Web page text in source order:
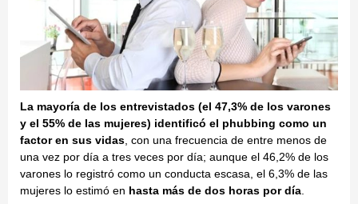
La mayoría de los entrevistados (el 47,3% de los varones
y el 55% de las mujeres) identificó el phubbing como un
factor en sus vidas , con una frecuencia de entre menos de
una vez por día a tres veces por día; aunque el 46,2% de los
varones lo registró como un conducta escasa, el 6,3% de las
mujeres lo estimó en hasta más de dos horas por día